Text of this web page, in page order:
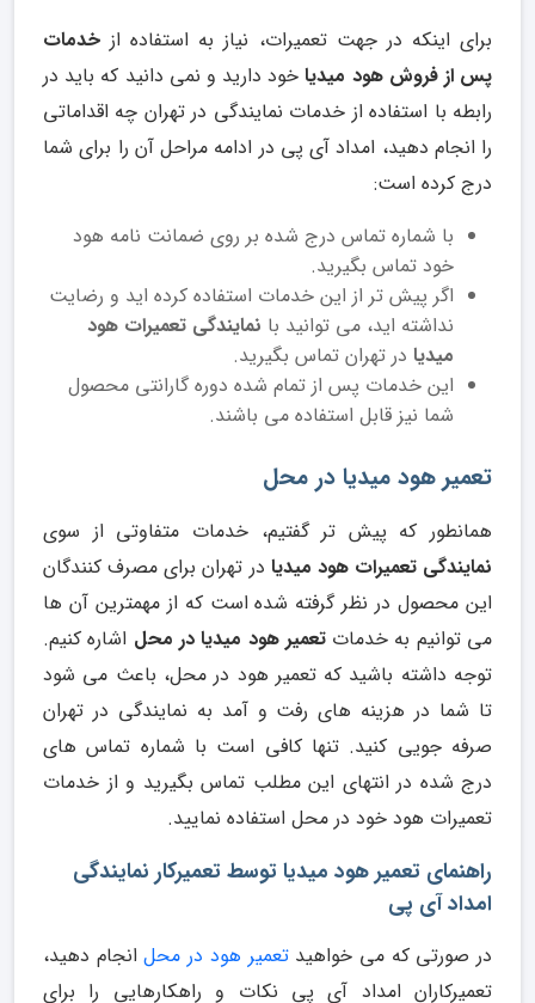
برای اینکه در جهت تعمیرات، نیاز به استفاده از خدمات
پس از فروش هود میدیاخود دارید و نمی دانید که باید در
رابطه با استفاده از خدمات نمایندگی در تهران چه اقداماتی
را انجام دهید، امداد آی پی در ادامه مراحل آن را برای شما
درج کرده است:
با شماره تماس درج شده بر روی ضمانت نامه هود
خود تماس بگیرید.
اگر پیش تر از این خدمات استفاده کرده اید و رضایت
نداشته اید، می توانید با نمایندگی تعمیرات هود
میدیا در تهران تماس بگیرید.
این خدمات پس از تمام شده دوره گارانتی محصول
شما نیز قابل استفاده می باشند.
تعمیر هود میدیا در محل
همانطور که پیش تر گفتیم، خدمات متفاوتی از سوی
نمایندگی تعمیرات هود میدیا در تهران برای مصرف کنندگان
این محصول در نظر گرفته شده است که از مهمترین آن ها
می توانیم به خدماتتعمیر هود میدیا در محل اشاره کنیم.
توجه داشته باشید که تعمیر هود در محل، باعث می شود
تا شما در هزینه های رفت و آمد به نمایندگی در تهران
صرفه جویی کنید. تنها کافی است با شماره تماس های
درج شده در انتهای این مطلب تماس بگیرید و از خدمات
تعمیرات هود خود در محل استفاده نمایید.
راهنمای تعمیر هود میدیا توسط تعمیرکار نمایندگی
امداد آی پی
در صورتی که می خواهیدتعمیر هود در محلانجام دهید،
تعمیرکاران امداد آی پی نکات و راهکارهایی را برای